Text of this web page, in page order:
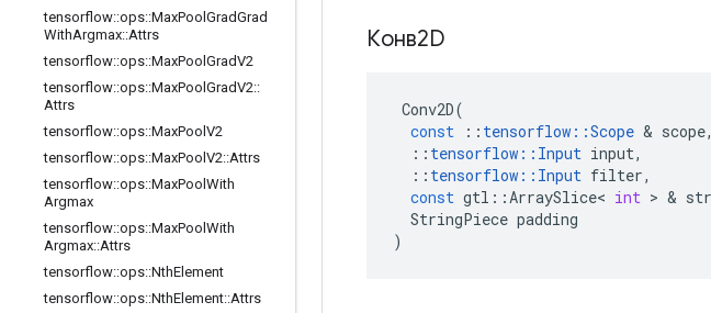
tensorflow::ops::MaxPool GradGrad
WithArgmax::Attrs
tensorflow::ops::MaxPool GradV2
tensorflow::ops::MaxPool GradV2::
Attrs
tensorflow::ops::MaxPool V2
tensorflow::ops::MaxPool V2::Attrs
tensorflow::ops::MaxPool With
Argmax
tensorflow::ops::MaxPool With
Argmax::Attrs
tensorflow::ops::NthElement
tensorflow::ops::NthElement::Attrs
Конв2D
Conv2D(
const
:: tensorflow ::Scope & scope,
:: tensorflow :: Input input,
:: tensorflow :: Input filter,
const gtl ::ArraySlice< int > &
StringPiece padding
)